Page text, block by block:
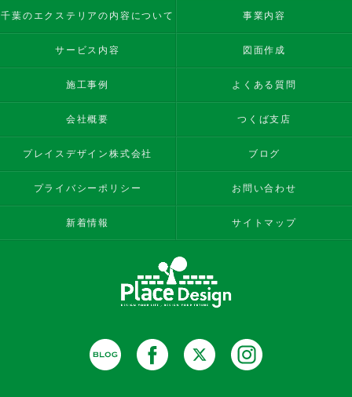
千葉のエクステリアの内容について 事業内容
サービス内容 図面作成
施工事例 よくある質問
会社概要 つくば支店
プレイスデザイン株式会社 ブログ
プライバシーポリシー お問い合わせ
新着情報 サイトマップ